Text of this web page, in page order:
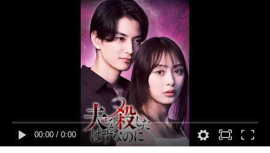
00:00 / 0:00